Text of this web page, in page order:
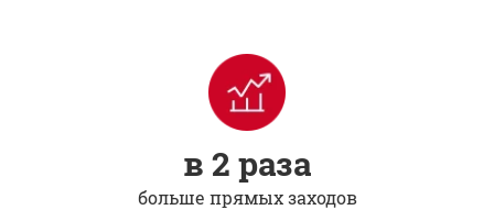
в 2 раза
больше прямых заходов